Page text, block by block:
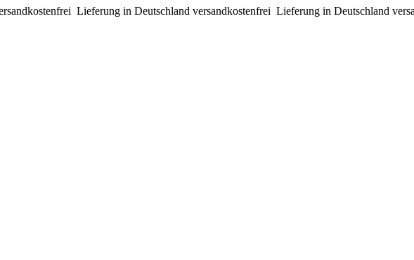
Lieferung in Deutschland versandkostenfreiLieferung in Deutschland